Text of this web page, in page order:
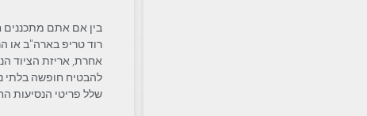
בין אם אתם מתכננים
רוד טריפ בארה"ב או
אחרת, אריזת הציוד
להבטיח חופשה בלתי
שלל פריטי הנסיעות